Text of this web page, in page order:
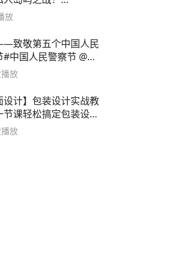
放
致敬第五个中国人民
#中国人民警察节 @抖
手放
设计】包装设计实战教
节课轻松搞定包装设计
放